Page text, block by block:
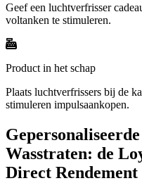
Geef een luchtverfrisser
voltanken te stimuleren.
Product in het schap
Plaats luchtverfrissers bij de
stimuleren impulsaankopen.
Wasstraten: de
Direct Rendement